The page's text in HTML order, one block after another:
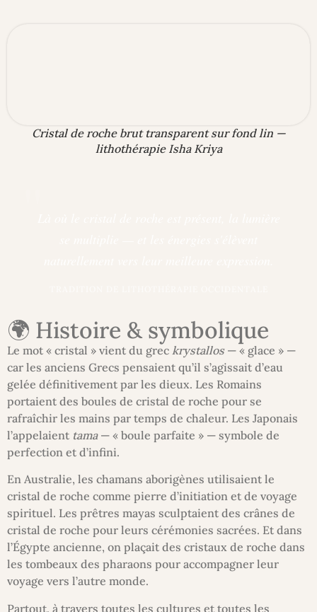
Cristal de roche brut transparent sur fond lin —
lithothérapie Isha Kriya
🌍 Histoire & symbolique
Le mot « cristal » vient du grec krystallos— « glace » —
car les anciens Grecs pensaient qu’il s’agissait d’eau
gelée définitivement par les dieux. Les Romains
portaient des boules de cristal de roche pour se
rafraîchir les mains par temps de chaleur. Les Japonais
l’appelaient tama— « boule parfaite » — symbole de
perfection et d’infini.
En Australie, les chamans aborigènes utilisaient le
cristal de roche comme pierre d’initiation et de voyage
spirituel. Les prêtres mayas sculptaient des crânes de
cristal de roche pour leurs cérémonies sacrées. Et dans
l’Égypte ancienne, on plaçait des cristaux de roche dans
les tombeaux des pharaons pour accompagner leur
voyage vers l’autre monde.
Partout, à travers toutes les cultures et toutes les